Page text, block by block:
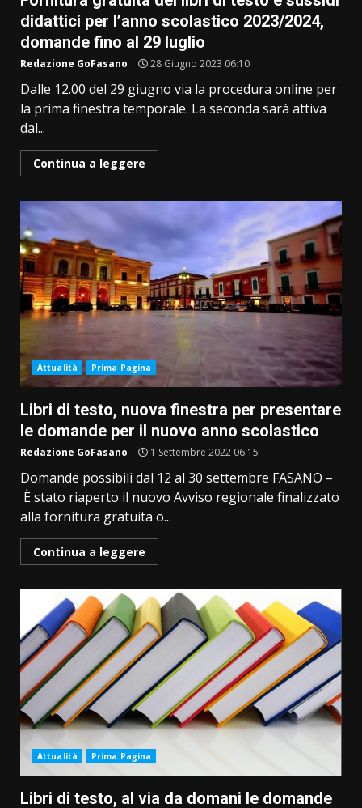
didattici per l’anno scolastico 2023/2024,
domande fino al 29 luglio
Redazione GoFasano 28 Giugno 2023 06:10
Dalle 12.00 del 29 giugno via la procedura online per
la prima finestra temporale. La seconda sarà attiva
dal...
Continua a leggere
Attualità Prima Pagina
Libri di testo, nuova finestra per presentare
le domande per il nuovo anno scolastico
Redazione GoFasano 1 Settembre 2022 06:15
Domande possibili dal 12 al 30 settembre FASANO –
È stato riaperto il nuovo Avviso regionale finalizzato
alla fornitura gratuita o...
Continua a leggere
Attualità Prima Pagina
Libri di testo, al via da domani le domande